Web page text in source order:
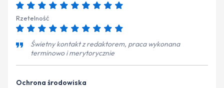
Rzetelność
Świetny kontakt z redaktorem, praca wykonana
terminowo i merytorycznie
Ochrona środowiska